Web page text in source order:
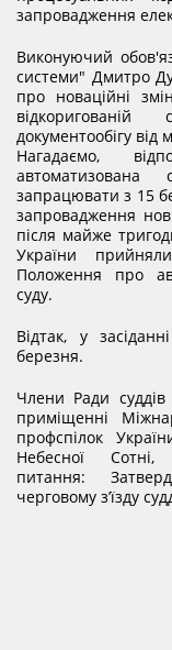
запровадження
Виконуючий
системи" Дмитро
про новаційні
документообігу від
Нагадаємо,
автоматизована
запрацювати з 15
запровадження
після майже
України
Положення про
суду.
Відтак, у
березня.
Члени Ради
приміщенні
профспілок
Небесної
питання:
черговому з’їзду